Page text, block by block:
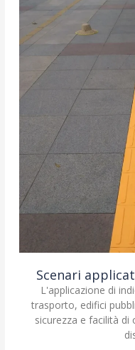
Scenari
L'applicazione di
trasporto, edifici
sicurezza e facilità